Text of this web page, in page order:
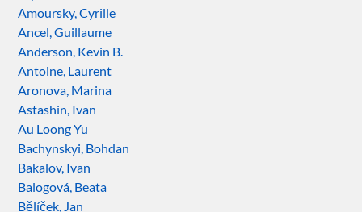
Amoursky, Cyrille
Ancel, Guillaume
Anderson, Kevin B.
Antoine, Laurent
Aronova, Marina
Astashin, Ivan
Au Loong Yu
Bachynskyi, Bohdan
Bakalov, Ivan
Balogová, Beata
Bělíček, Jan